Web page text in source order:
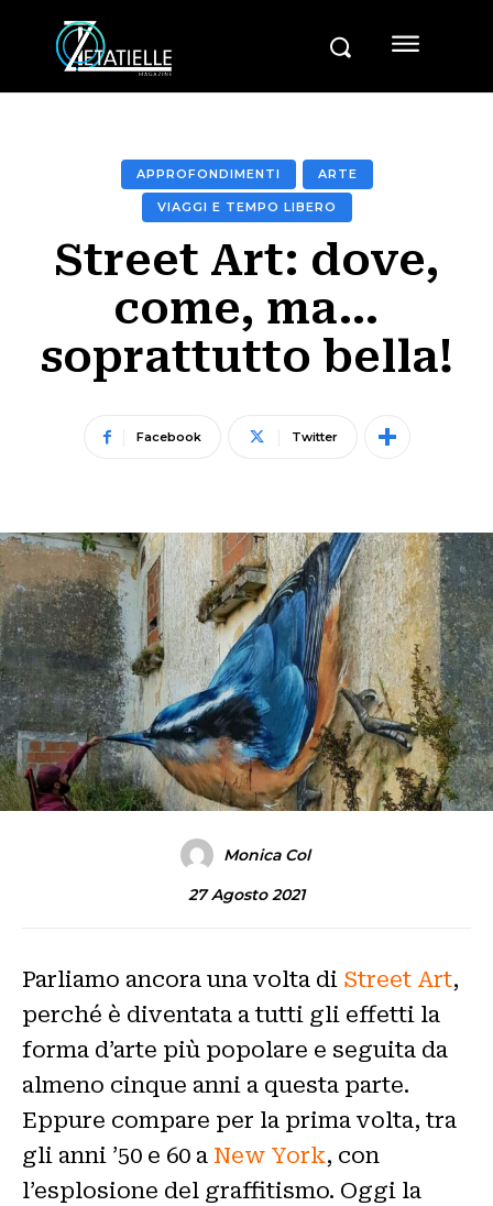
APPROFONDIMENTI ARTE
VIAGGI E TEMPO LIBERO
Street Art: dove,
come, ma…
soprattutto bella!
Facebook Twitter
Monica Col
27 Agosto 2021
Parliamo ancora una volta di Street Art,
perché è diventata a tutti gli effetti la
forma d’arte più popolare e seguita da
almeno cinque anni a questa parte.
Eppure compare per la prima volta, tra
gli anni ’50 e 60 a New York, con
l’esplosione del graffitismo. Oggi la